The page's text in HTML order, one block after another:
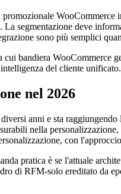
WooCommerce
segmentazione deve
sono più semplici
WooCommerce
del cliente unificato.
nel 2026
anni e sta
nella
con
pratica è se l'attuale
di RFM-solo ereditato da